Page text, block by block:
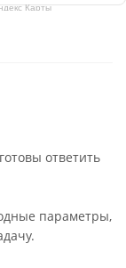
Карты
ответить
параметры,